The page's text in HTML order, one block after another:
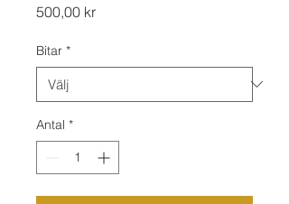
500,00 krPris
Bitar *
Antal *